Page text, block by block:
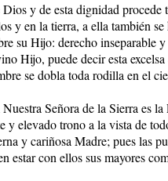
y de esta dignidad
y en la tierra, a ella también
su Hijo: derecho inseparable
Hijo, puede decir esta
se dobla toda rodilla en el
Señora de la Sierra es
y elevado trono a la vista de
y cariñosa Madre; pues las
estar con ellos sus mayores